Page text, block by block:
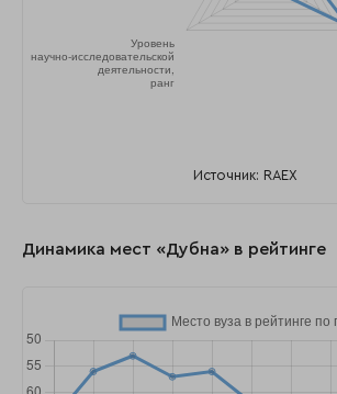
Источник: RAEX
Динамика мест «Дубна» в рейтинге